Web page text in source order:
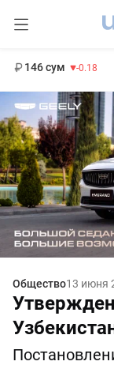
146 сум -0.18
Общество13 июня